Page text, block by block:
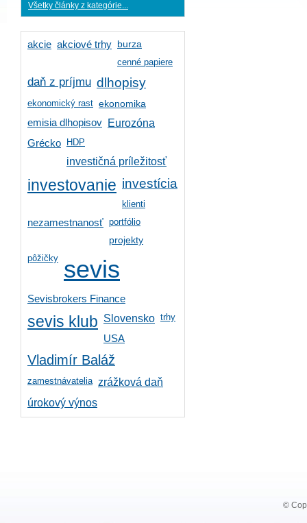
Všetky články z kategórie...
akcie akciové trhy burza
cenné papiere
daň z príjmu dlhopisy
ekonomický rast ekonomika
emisia dlhopisov
Eurozóna
Grécko HDP
investičná príležitosť
investovanie investícia
klienti
nezamestnanosť portfólio
projekty
pôžičky sevis
Sevisbrokers Finance
sevis klub Slovensko trhy
USA
Vladimír Baláž
zamestnávatelia zrážková daň
úrokový výnos
©